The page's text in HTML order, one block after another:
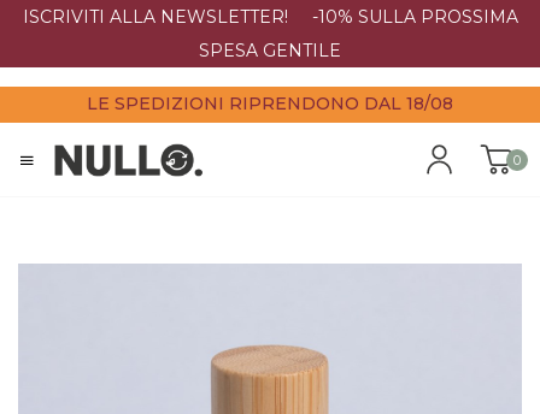
ISCRIVITI ALLA NEWSLETTER! -10% SULLA PROSSIMA
SPESA GENTILE
LE SPEDIZIONI RIPRENDONO DAL 18/08
0